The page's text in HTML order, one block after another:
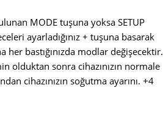
MODE tuşuna yoksa SETUP
ayarladığınız + tuşuna basarak
her bastığınızda modlar değişecektir.
olduktan sonra cihazınızın normale
cihazınızın soğutma ayarını. +4